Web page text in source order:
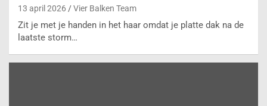
13 april 2026 Vier Balken Team
Zit je met je handen in het haar omdat je platte dak na de
laatste storm…